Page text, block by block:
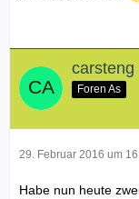
carsteng
Foren As
29. Februar 2016 um
Habe nun heute